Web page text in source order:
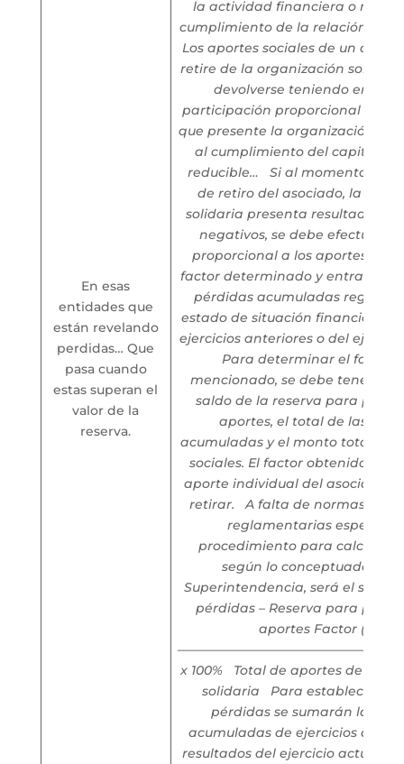
En esas
entidades que
están revelando
perdidas… Que
pasa cuando
estas superan el
valor de la
reserva.
la actividad financiera o no se
cumplimiento de la relación de
Los aportes sociales de un
retire de la organización
devolverse teniendo en
participación proporcional en
que presente la organización y
al cumplimiento del capital
reducible…
Si al momento de
de retiro del asociado, la
solidaria presenta resultados
negativos, se debe efectuar
proporcional a los aportes
factor determinado y entrar a
pérdidas acumuladas
estado de situación financiera,
ejercicios anteriores o del
Para determinar el factor
mencionado, se debe tener en
saldo de la reserva para
aportes, el total de las
acumuladas y el monto total de
sociales. El factor obtenido se
aporte individual del asociado
retirar.
A falta de normas
reglamentarias
procedimiento para calcular
según lo conceptuado por
Superintendencia, será el
pérdidas – Reserva para
aportes Factor (%) =
x 100%
Total de aportes de la
solidaria
Para establecer el
pérdidas se sumarán las
acumuladas de ejercicios
resultados del ejercicio actual. A